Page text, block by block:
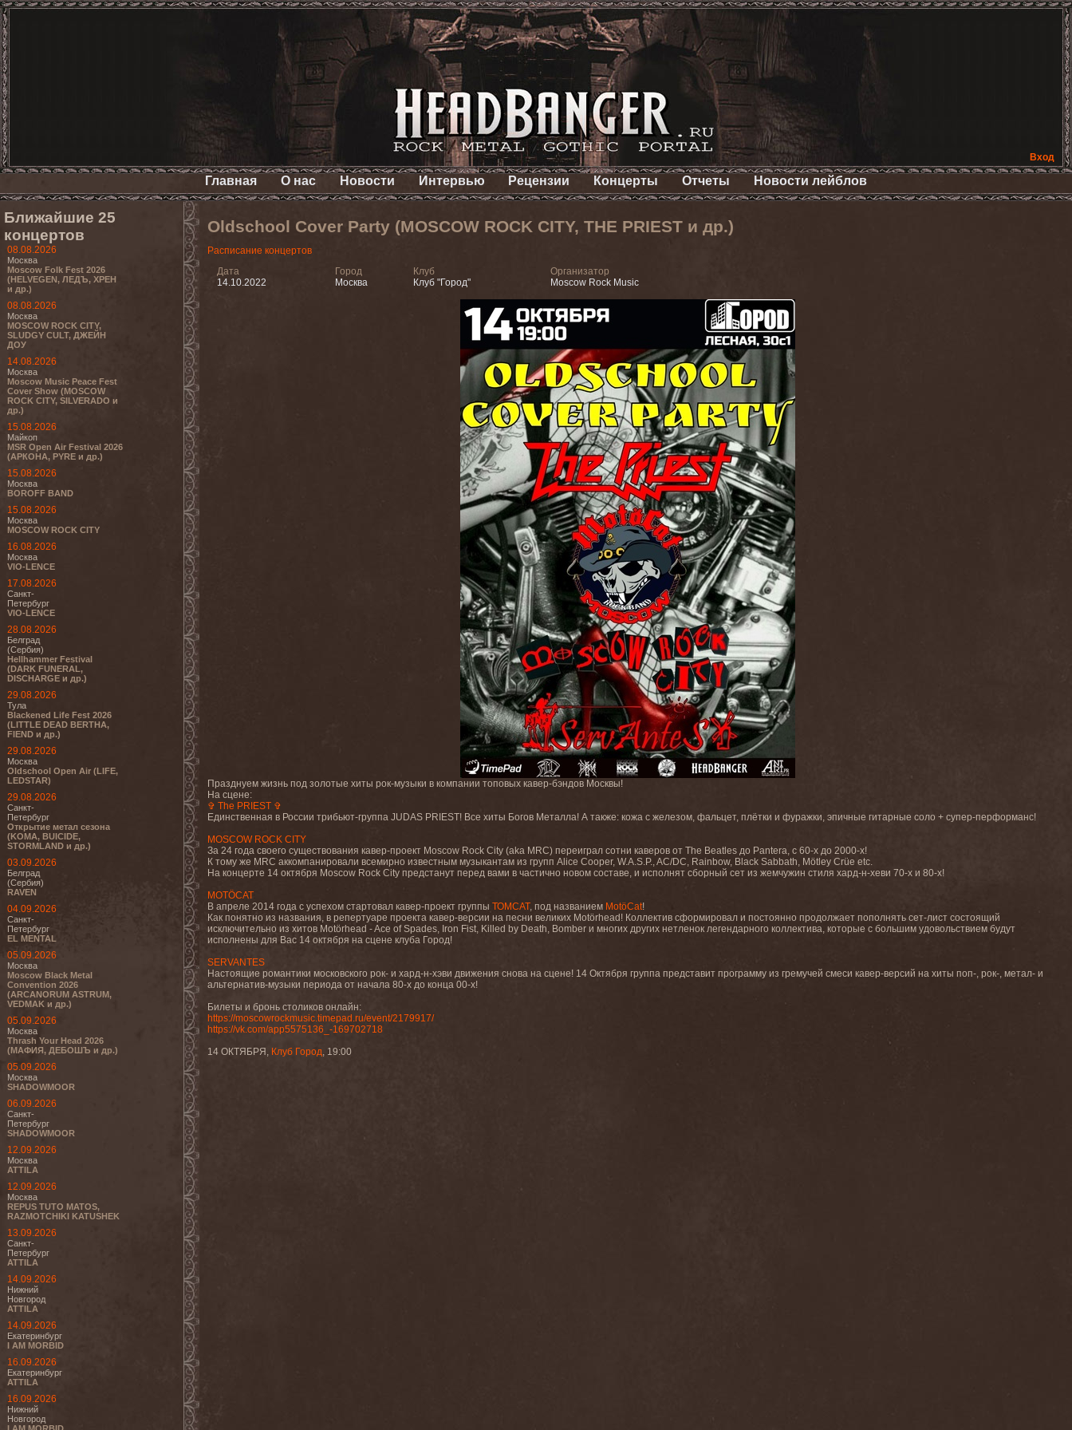
Вход
Главная О нас Новости Интервью Рецензии Концерты Отчеты Новости лейблов
Ближайшие 25
концертов
08.08.2026
Москва
Moscow Folk Fest 2026
(HELVEGEN, ЛЕДЪ, ХРЕН
и др.)
08.08.2026
Москва
MOSCOW ROCK CITY,
SLUDGY CULT, ДЖЕЙН
ДОУ
14.08.2026
Москва
Moscow Music Peace Fest
Cover Show (MOSCOW
ROCK CITY, SILVERADO и
др.)
15.08.2026
Майкоп
MSR Open Air Festival 2026
(АРКОНА, PYRE и др.)
15.08.2026
Москва
BOROFF BAND
15.08.2026
Москва
MOSCOW ROCK CITY
16.08.2026
Москва
VIO-LENCE
17.08.2026
Санкт-
Петербург
VIO-LENCE
28.08.2026
Белград
(Сербия)
Hellhammer Festival
(DARK FUNERAL,
DISCHARGE и др.)
29.08.2026
Тула
Blackened Life Fest 2026
(LITTLE DEAD BERTHA,
FIEND и др.)
29.08.2026
Москва
Oldschool Open Air (LIFE,
LEDSTAR)
29.08.2026
Санкт-
Петербург
Открытие метал сезона
(KOMA, BUICIDE,
STORMLAND и др.)
03.09.2026
Белград
(Сербия)
RAVEN
04.09.2026
Санкт-
Петербург
EL MENTAL
05.09.2026
Москва
Moscow Black Metal
Convention 2026
(ARCANORUM ASTRUM,
VEDMAK и др.)
05.09.2026
Москва
Thrash Your Head 2026
(МАФИЯ, ДЕБОШЪ и др.)
05.09.2026
Москва
SHADOWMOOR
06.09.2026
Санкт-
Петербург
SHADOWMOOR
12.09.2026
Москва
ATTILA
12.09.2026
Москва
REPUS TUTO MATOS,
RAZMOTCHIKI KATUSHEK
13.09.2026
Санкт-
Петербург
ATTILA
14.09.2026
Нижний
Новгород
ATTILA
14.09.2026
Екатеринбург
I AM MORBID
16.09.2026
Екатеринбург
ATTILA
16.09.2026
Нижний
Новгород
Oldschool Cover Party (MOSCOW ROCK CITY, THE PRIEST и др.)
Расписание концертов
Дата
14.10.2022
Город
Москва
Клуб
Клуб "Город"
Организатор
Moscow Rock Music
Празднуем жизнь под золотые хиты рок-музыки в компании топовых кавер-бэндов Москвы!
На сцене:
✞ The PRIEST ✞
Единственная в России трибьют-группа JUDAS PRIEST! Все хиты Богов Металла! А также: кожа с железом, фальцет, плётки и фуражки, эпичные гитарные соло + супер-перформанс!
MOSCOW ROCK CITY
За 24 года своего существования кавер-проект Moscow Rock City (aka MRC) переиграл сотни каверов от The Beatles до Pantera, с 60-х до 2000-х!
К тому же MRC аккомпанировали всемирно известным музыкантам из групп Alice Cooper, W.A.S.P., AC/DC, Rainbow, Black Sabbath, Mötley Crüe etc.
На концерте 14 октября Moscow Rock City предстанут перед вами в частично новом составе, и исполнят сборный сет из жемчужин стиля хард-н-хеви 70-х и 80-х!
MOTÖCAT
В апреле 2014 года с успехом стартовал кавер-проект группы ТОМСАТ, под названием MotöCat!
Как понятно из названия, в репертуаре проекта кавер-версии на песни великих Motörhead! Коллектив сформировал и постоянно продолжает пополнять сет-лист состоящий
исключительно из хитов Motörhead - Ace of Spades, Iron Fist, Killed by Death, Bomber и многих других нетленок легендарного коллектива, которые с большим удовольствием будут
исполнены для Вас 14 октября на сцене клуба Город!
SERVANTES
Настоящие романтики московского рок- и хард-н-хэви движения снова на сцене! 14 Октября группа представит программу из гремучей смеси кавер-версий на хиты поп-, рок-, метал- и
альтернатив-музыки периода от начала 80-х до конца 00-х!
Билеты и бронь столиков онлайн:
https://moscowrockmusic.timepad.ru/event/2179917/
https://vk.com/app5575136_-169702718
14 ОКТЯБРЯ, Клуб Город, 19:00